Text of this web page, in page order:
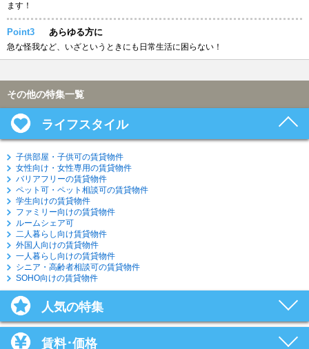
ます！
Point3 あらゆる方に
急な怪我など、いざというときにも日常生活に困らない！
その他の特集一覧
ライフスタイル
子供部屋・子供可の賃貸物件
女性向け・女性専用の賃貸物件
バリアフリーの賃貸物件
ペット可・ペット相談可の賃貸物件
学生向けの賃貸物件
ファミリー向けの賃貸物件
ルームシェア可
二人暮らし向け賃貸物件
外国人向けの賃貸物件
一人暮らし向けの賃貸物件
シニア・高齢者相談可の賃貸物件
SOHO向けの賃貸物件
人気の特集
賃料･価格